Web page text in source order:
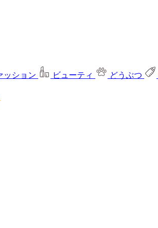
ッション ビューティ どうぶつ